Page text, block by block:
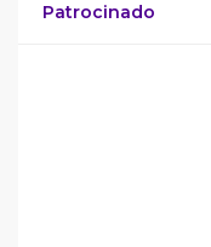
Patrocinado